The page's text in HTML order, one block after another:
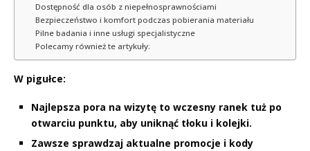
Dostępność dla osób z niepełnosprawnościami
Bezpieczeństwo i komfort podczas pobierania materiału
Pilne badania i inne usługi specjalistyczne
Polecamy również te artykuły:
W pigułce:
Najlepsza pora na wizytę to wczesny ranek tuż po
otwarciu punktu, aby uniknąć tłoku i kolejki.
Zawsze sprawdzaj aktualne promocje i kody